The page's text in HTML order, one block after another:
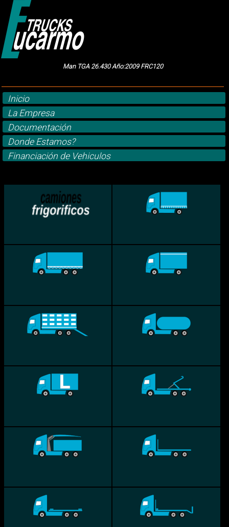
Man TGA 26.430 Año:2009 FRC120
Inicio
La Empresa
Documentación
Donde Estamos?
Financiación de Vehiculos